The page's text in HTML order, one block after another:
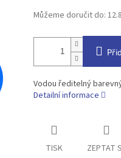
Můžeme doručit do:
Vodou ředitelný
Detailní informace
TISK ZEPTAT